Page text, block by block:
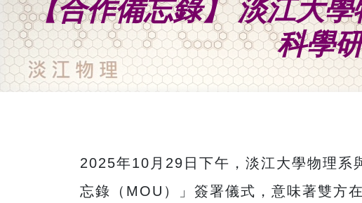
【合作備忘錄】 淡江大
科學
2025年10月29日下午，淡江大學物理系
忘錄（MOU）」簽署儀式，意味著雙方